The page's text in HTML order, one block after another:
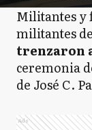
Militantes y
militantes
trenzaron
ceremonia
de José C.
Ads